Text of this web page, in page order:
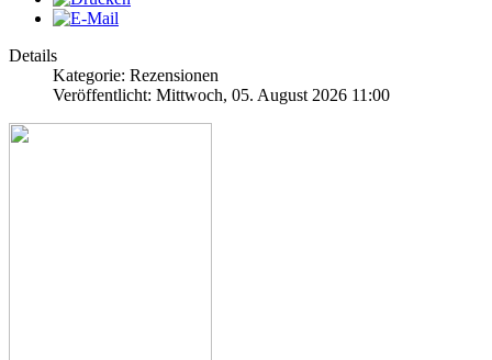
Details
Kategorie: Rezensionen
Veröffentlicht: Mittwoch, 05. August 2026 11:00